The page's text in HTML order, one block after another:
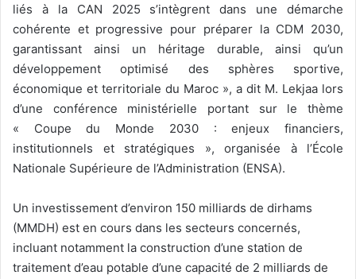
liés à la CAN 2025 s’intègrent dans une démarche
cohérente et progressive pour préparer la CDM 2030,
garantissant ainsi un héritage durable, ainsi qu’un
développement optimisé des sphères sportive,
économique et territoriale du Maroc », a dit M. Lekjaa lors
d’une conférence ministérielle portant sur le thème
« Coupe du Monde 2030 : enjeux financiers,
institutionnels et stratégiques », organisée à l’École
Nationale Supérieure de l’Administration (ENSA).
Un investissement d’environ 150 milliards de dirhams
(MMDH) est en cours dans les secteurs concernés,
incluant notamment la construction d’une station de
traitement d’eau potable d’une capacité de 2 milliards de